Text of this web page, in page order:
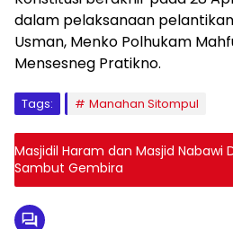
dalam pelaksanaan
Usman, Menko Polhukam
Mensesneg Pratikno.
Tags: Manahan Sitompul
Masjidil Haram dan Masjid Nabawi
Sambut Gembira